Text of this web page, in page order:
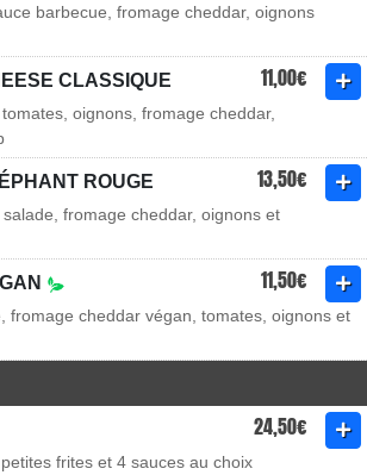
barbecue, fromage cheddar, oignons
CLASSIQUE 11,00€
oignons, fromage cheddar,
ROUGE 13,50€
fromage cheddar, oignons et
11,50€
fromage cheddar végan, tomates, oignons et
24,50€
frites et 4 sauces au choix